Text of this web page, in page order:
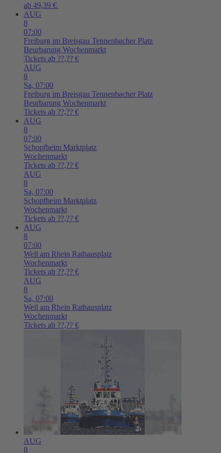
ab 49,39 €
AUG
8
07:00
Freiburg im Breisgau Tennenbacher Platz
Beurbarung Wochenmarkt
Tickets ab ??,?? €
AUG
8
Sa, 07:00
Freiburg im Breisgau Tennenbacher Platz
Beurbarung Wochenmarkt
Tickets ab ??,?? €
AUG
8
07:00
Schopfheim Marktplatz
Wochenmarkt
Tickets ab ??,?? €
AUG
8
Sa, 07:00
Schopfheim Marktplatz
Wochenmarkt
Tickets ab ??,?? €
AUG
8
07:00
Weil am Rhein Rathausplatz
Wochenmarkt
Tickets ab ??,?? €
AUG
8
Sa, 07:00
Weil am Rhein Rathausplatz
Wochenmarkt
Tickets ab ??,?? €
AUG
8